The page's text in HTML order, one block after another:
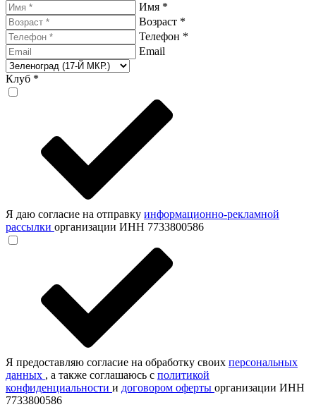
Имя *
Возраст *
Телефон *
Email
Клуб *
Я даю согласие на отправку информационно-рекламной
рассылки организации ИНН 7733800586
Я предоставляю согласие на обработку своих персональных
данных , а также соглашаюсь с политикой
конфиденциальности и договором оферты организации ИНН
7733800586